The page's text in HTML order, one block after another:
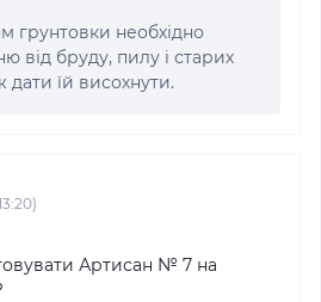
грунтовки необхідно
від бруду, пилу і старих
дати їй висохнути.
Артисан № 7 на